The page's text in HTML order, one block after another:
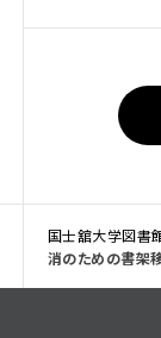
国士舘大学図書
消のための書架